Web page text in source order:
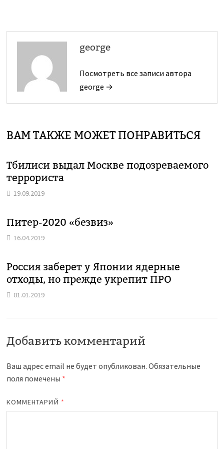
george
Посмотреть все записи автора
george →
ВАМ ТАКЖЕ МОЖЕТ ПОНРАВИТЬСЯ
Тбилиси выдал Москве подозреваемого
террориста
19.09.2019
Питер-2020 «безвиз»
16.04.2019
Россия заберет у Японии ядерные
отходы, но прежде укрепит ПРО
01.01.2019
Добавить комментарий
Ваш адрес email не будет опубликован. Обязательные
поля помечены *
КОММЕНТАРИЙ *